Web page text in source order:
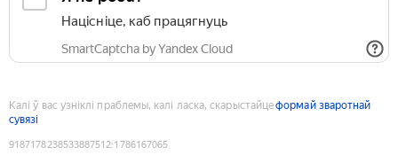
Націсніце, каб працягнуць
SmartCaptcha by Yandex Cloud
Калі ў вас узніклі праблемы, калі ласка, скарыстайцеформай зваротнай
сувязі
9187178238533887512:1786167065